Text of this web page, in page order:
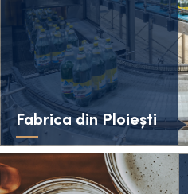
Fabrica din Ploiești